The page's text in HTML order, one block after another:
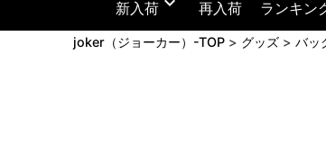
新入荷 再入荷 ランキン
joker（ジョーカー）-TOP グッズ バッ